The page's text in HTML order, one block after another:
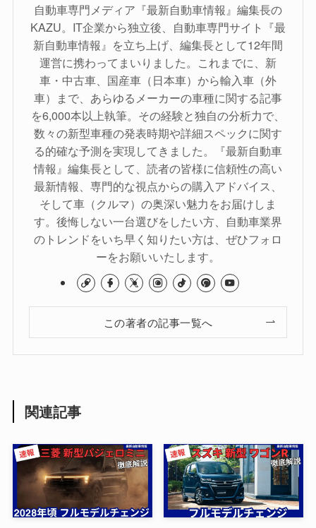
自動車専門メディア『最新自動車情報』編集長の
KAZU。IT企業から独立後、自動車専門サイト『最
新自動車情報』を立ち上げ、編集長として12年間
運営に携わってまいりました。これまでに、新
車・中古車、国産車（日本車）から輸入車（外
車）まで、あらゆるメーカーの車種に関する記事
を6,000本以上執筆。その経験と独自の分析力で、
数々の新型車種の発表時期や詳細スペックに関す
る的確な予測を実現してきました。『最新自動車
情報』編集長として、読者の皆様に信頼性の高い
最新情報、専門的な視点からの購入アドバイス、
そして車（クルマ）の奥深い魅力をお届けしま
す。後悔しない一台選びをしたい方、自動車業界
のトレンドをいち早く知りたい方は、ぜひフォロ
ーをお願いいたします。
この著者の記事一覧へ
関連記事